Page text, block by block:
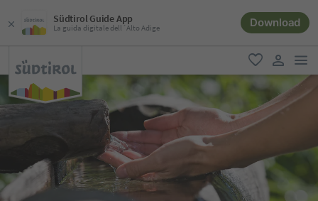
Südtirol Guide App
La guida digitale dell´Alto Adige Download
favoriti
user link